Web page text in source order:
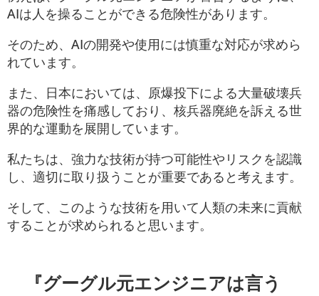
AIは人を操ることができる危険性があります。
そのため、AIの開発や使用には慎重な対応が求めら
れています。
また、日本においては、原爆投下による大量破壊兵
器の危険性を痛感しており、核兵器廃絶を訴える世
界的な運動を展開しています。
私たちは、強力な技術が持つ可能性やリスクを認識
し、適切に取り扱うことが重要であると考えます。
そして、このような技術を用いて人類の未来に貢献
することが求められると思います。
『グーグル元エンジニアは言う